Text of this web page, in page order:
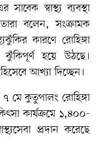
সাবেক স্বাস্থ্য ব্যবস্থা
বলেন, সংক্রামক
কারণে রোহিঙ্গা
হয়ে উঠছে।
আখ্যা দিচ্ছেন।
৭ মেকুতুপালং রোহিঙ্গা
কার্যক্রমে ১,৪০০-
প্রদান করেছে